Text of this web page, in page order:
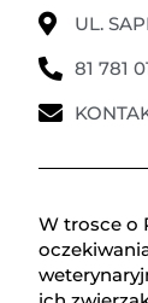
UL.
81 781
W trosce o